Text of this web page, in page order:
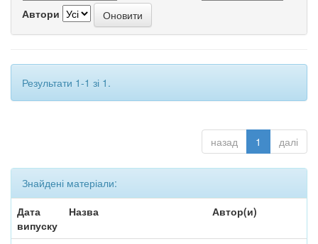
Автори
Результати 1-1 зі 1.
назад 1 далі
Знайдені матеріали:
Дата
випуску
Назва Автор(и)